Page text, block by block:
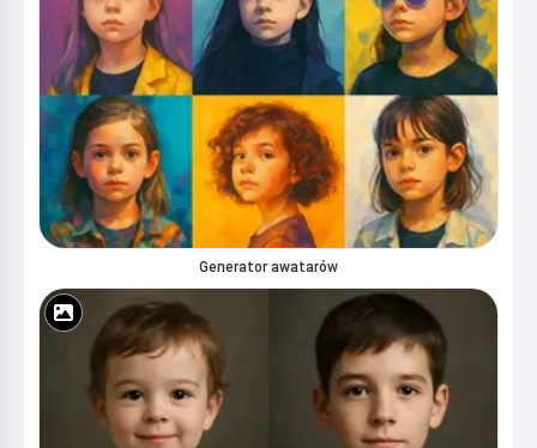
Generator awatarów